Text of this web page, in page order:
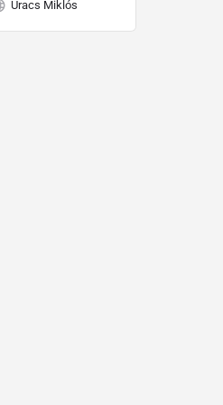
Uracs Miklós